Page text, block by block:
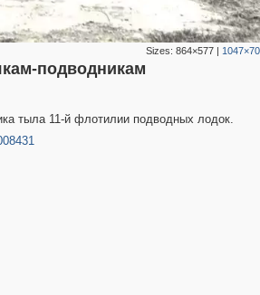
Sizes: 864×577|
подводникам
тыла 11-й флотилии подводных лодок.